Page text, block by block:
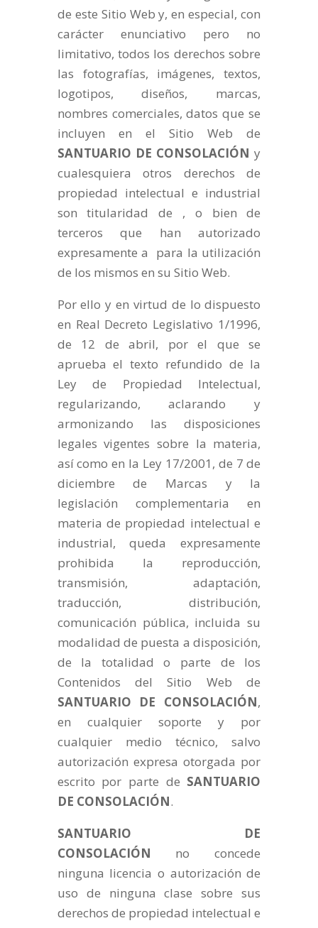
de este Sitio Web y, en especial, con
carácter enunciativo pero no
limitativo, todos los derechos sobre
las fotografías, imágenes, textos,
logotipos, diseños, marcas,
nombres comerciales, datos que se
incluyen en el Sitio Web de
SANTUARIO DE CONSOLACIÓN y
cualesquiera otros derechos de
propiedad intelectual e industrial
son titularidad de , o bien de
terceros que han autorizado
expresamente a para la utilización
de los mismos en su Sitio Web.
Por ello y en virtud de lo dispuesto
en Real Decreto Legislativo 1/1996,
de 12 de abril, por el que se
aprueba el texto refundido de la
Ley de Propiedad Intelectual,
regularizando, aclarando y
armonizando las disposiciones
legales vigentes sobre la materia,
así como en la Ley 17/2001, de 7 de
diciembre de Marcas y la
legislación complementaria en
materia de propiedad intelectual e
industrial, queda expresamente
prohibida la reproducción,
transmisión, adaptación,
traducción, distribución,
comunicación pública, incluida su
modalidad de puesta a disposición,
de la totalidad o parte de los
Contenidos del Sitio Web de
SANTUARIO DE CONSOLACIÓN,
en cualquier soporte y por
cualquier medio técnico, salvo
autorización expresa otorgada por
escrito por parte de SANTUARIO
DE CONSOLACIÓN.
SANTUARIO DE
CONSOLACIÓN no concede
ninguna licencia o autorización de
uso de ninguna clase sobre sus
derechos de propiedad intelectual e